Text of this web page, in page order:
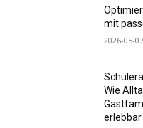
mit
2026-05-07
Wie